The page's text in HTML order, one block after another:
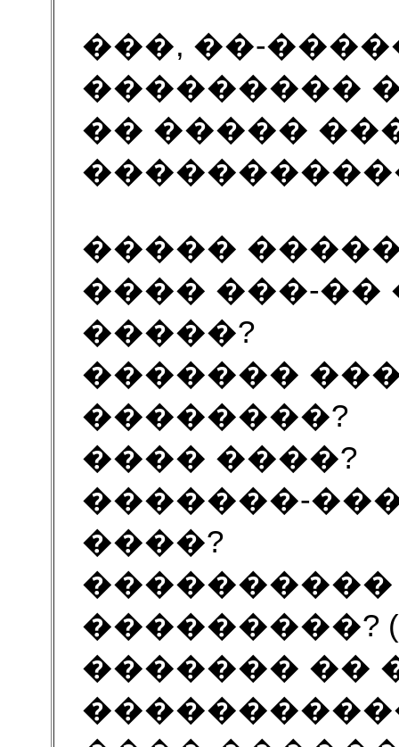
���, ��-
���������
�� �����
�����
���� ���-
�����?
�������
��������?
���� ����?
�������-
����?
���������?
������� ��